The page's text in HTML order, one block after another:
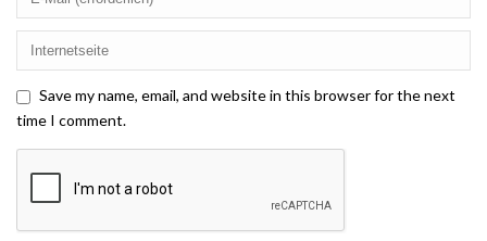
Save my name, email, and website in this browser for the next
time I comment.